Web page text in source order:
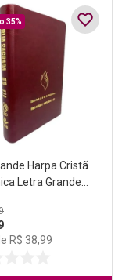
35%
Harpa Cristã
Letra Grande
R$ 38,99